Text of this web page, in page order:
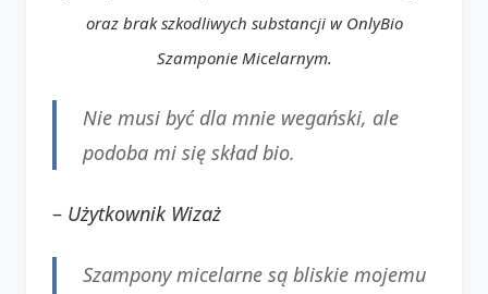
oraz brak szkodliwych substancji w OnlyBio
Szamponie Micelarnym.
Nie musi być dla mnie wegański, ale
podoba mi się skład bio.
– Użytkownik Wizaż
Szampony micelarne są bliskie mojemu